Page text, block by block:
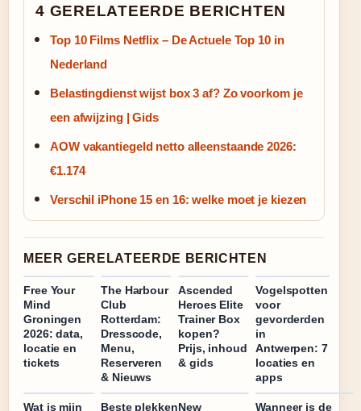
4 GERELATEERDE BERICHTEN
Top 10 Films Netflix – De Actuele Top 10 in
Nederland
Belastingdienst wijst box 3 af? Zo voorkom je
een afwijzing | Gids
AOW vakantiegeld netto alleenstaande 2026:
€1.174
Verschil iPhone 15 en 16: welke moet je kiezen
MEER GERELATEERDE BERICHTEN
Free Your
Mind
Groningen
2026: data,
locatie en
tickets
The Harbour
Club
Rotterdam:
Dresscode,
Menu,
Reserveren
& Nieuws
Ascended
Heroes Elite
Trainer Box
kopen?
Prijs, inhoud
& gids
Vogelspotten
voor
gevorderden
in
Antwerpen: 7
locaties en
apps
Wat is mijn
Beste plekkenNew
Wanneer is de